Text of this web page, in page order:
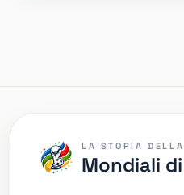
LA STORIA
Mondiali